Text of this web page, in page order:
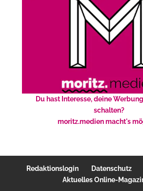
Du hast Interesse, deine
schalten?
moritz.medien macht's
Redaktionslogin Datenschutz
Aktuelles Online-